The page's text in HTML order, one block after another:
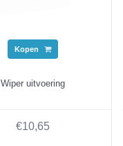
Kopen
Wiper uitvoering
€10,65